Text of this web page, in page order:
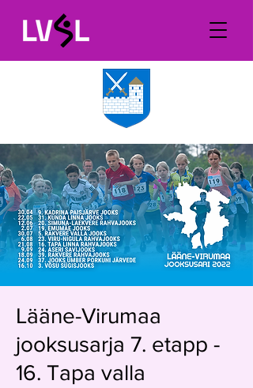
Lääne-Virumaa
jooksusarja 7. etapp -
16. Tapa valla